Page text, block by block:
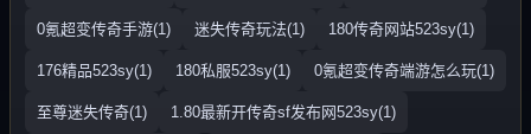
0氪超变传奇手游(1) 迷失传奇玩法(1) 180传奇网站523sy(1)
176精品523sy(1) 180私服523sy(1) 0氪超变传奇端游怎么玩(1)
至尊迷失传奇(1) 1.80最新开传奇sf发布网523sy(1)